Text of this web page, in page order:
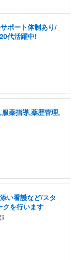
ポート体制あり/
代活躍中!
薬指導,薬歴管理,
い看護など/スタ
クを行います